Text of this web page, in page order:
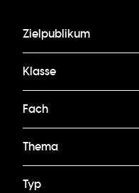
Zielpublikum
Klasse
Fach
Thema
Typ